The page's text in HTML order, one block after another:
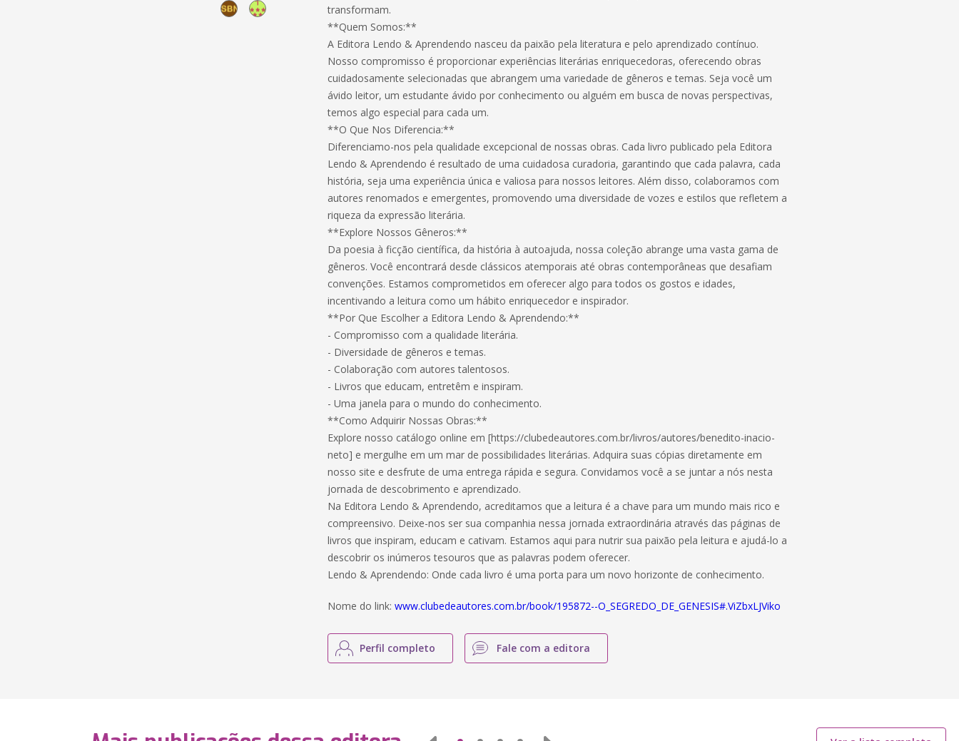
transformam.
**Quem Somos:**
A Editora Lendo & Aprendendo nasceu da paixão pela literatura e pelo aprendizado contínuo.
Nosso compromisso é proporcionar experiências literárias enriquecedoras, oferecendo obras
cuidadosamente selecionadas que abrangem uma variedade de gêneros e temas. Seja você um
ávido leitor, um estudante ávido por conhecimento ou alguém em busca de novas perspectivas,
temos algo especial para cada um.
**O Que Nos Diferencia:**
Diferenciamo-nos pela qualidade excepcional de nossas obras. Cada livro publicado pela Editora
Lendo & Aprendendo é resultado de uma cuidadosa curadoria, garantindo que cada palavra, cada
história, seja uma experiência única e valiosa para nossos leitores. Além disso, colaboramos com
autores renomados e emergentes, promovendo uma diversidade de vozes e estilos que refletem a
riqueza da expressão literária.
**Explore Nossos Gêneros:**
Da poesia à ficção científica, da história à autoajuda, nossa coleção abrange uma vasta gama de
gêneros. Você encontrará desde clássicos atemporais até obras contemporâneas que desafiam
convenções. Estamos comprometidos em oferecer algo para todos os gostos e idades,
incentivando a leitura como um hábito enriquecedor e inspirador.
**Por Que Escolher a Editora Lendo & Aprendendo:**
- Compromisso com a qualidade literária.
- Diversidade de gêneros e temas.
- Colaboração com autores talentosos.
- Livros que educam, entretêm e inspiram.
- Uma janela para o mundo do conhecimento.
**Como Adquirir Nossas Obras:**
Explore nosso catálogo online em [https://clubedeautores.com.br/livros/autores/benedito-inacio-
neto] e mergulhe em um mar de possibilidades literárias. Adquira suas cópias diretamente em
nosso site e desfrute de uma entrega rápida e segura. Convidamos você a se juntar a nós nesta
jornada de descobrimento e aprendizado.
Na Editora Lendo & Aprendendo, acreditamos que a leitura é a chave para um mundo mais rico e
compreensivo. Deixe-nos ser sua companhia nessa jornada extraordinária através das páginas de
livros que inspiram, educam e cativam. Estamos aqui para nutrir sua paixão pela leitura e ajudá-lo a
descobrir os inúmeros tesouros que as palavras podem oferecer.
Lendo & Aprendendo: Onde cada livro é uma porta para um novo horizonte de conhecimento.
Nome do link:www.clubedeautores.com.br/book/195872--O_SEGREDO_DE_GENESIS#.ViZbxLJViko
Perfil completo Fale com a editora